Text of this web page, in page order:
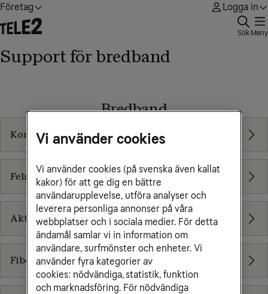
Företag Logga in
Sök Meny
Support för bredband
Bredband
Kom igång
Felsökning
Aktivera WiFi
FiberKoax eller FiberLAN?
Vi använder cookies
Vi använder cookies (på svenska även kallat
kakor) för att ge dig en bättre
användarupplevelse, utföra analyser och
leverera personliga annonser på våra
webbplatser och i sociala medier. För detta
ändamål samlar vi in information om
användare, surfmönster och enheter. Vi
använder fyra kategorier av
cookies: nödvändiga, statistik, funktion
och marknadsföring. För nödvändiga